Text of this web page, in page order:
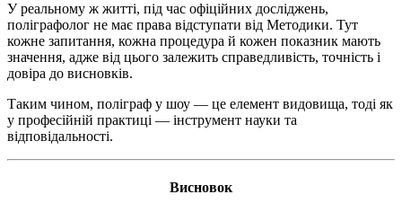
У реальному ж житті, під час офіційних досліджень,
поліграфолог не має права відступати від Методики. Тут
кожне запитання, кожна процедура й кожен показник мають
значення, адже від цього залежить справедливість, точність і
довіра до висновків.
Таким чином, поліграф у шоу — це елемент видовища, тоді як
у професійній практиці — інструмент науки та
відповідальності.
Висновок